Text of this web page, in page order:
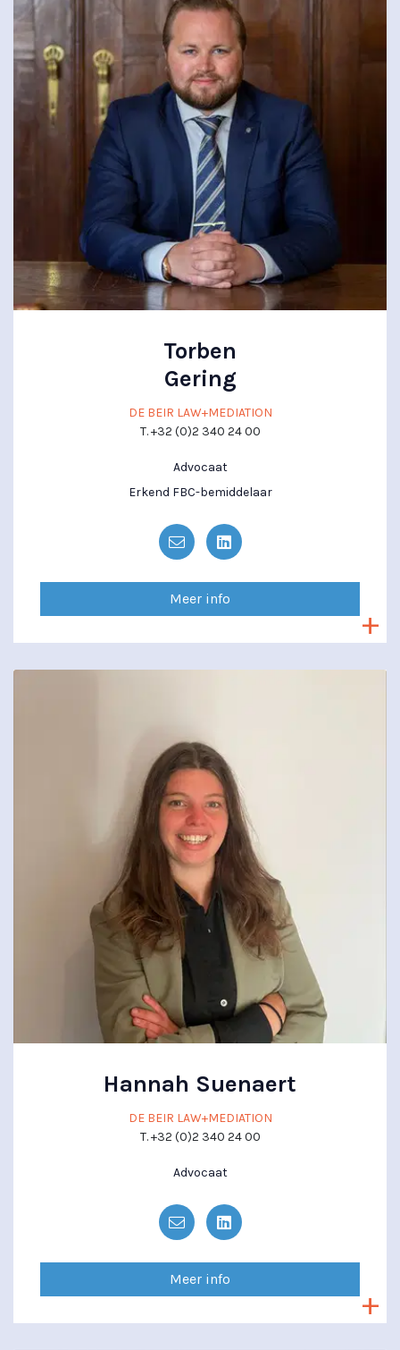
Torben
Gering
DE BEIR LAW+MEDIATION
T. +32 (0)2 340 24 00
Advocaat
Erkend FBC-bemiddelaar
Meer info
Hannah Suenaert
DE BEIR LAW+MEDIATION
T. +32 (0)2 340 24 00
Advocaat
Meer info